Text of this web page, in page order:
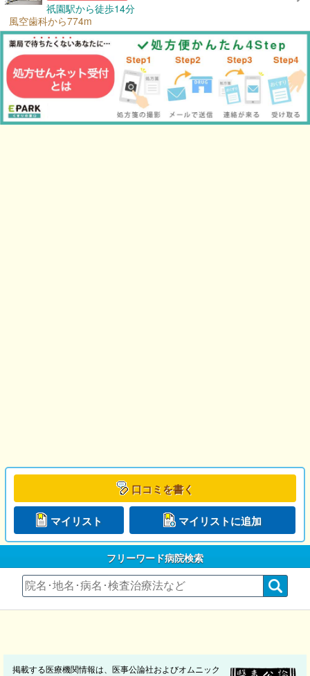
祇園駅から徒歩14分
風空歯科から774m
口コミを書く
マイリスト マイリストに追加
フリーワード病院検索
掲載する医療機関情報は、医事公論社およびオムニック